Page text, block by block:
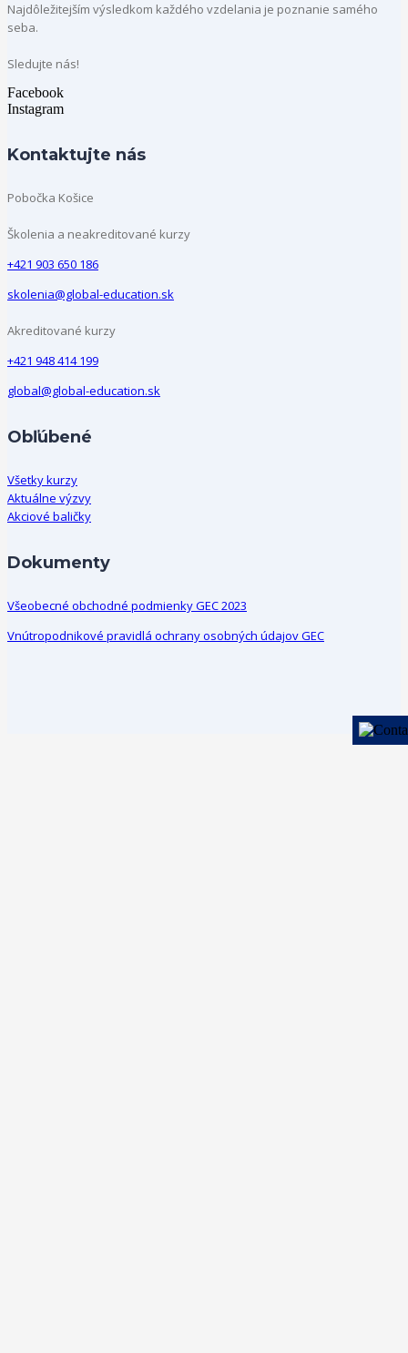
Najdôležitejším výsledkom každého vzdelania je poznanie samého
seba.
Sledujte nás!
Facebook
Instagram
Kontaktujte nás
Pobočka Košice
Školenia a neakreditované kurzy
+421 903 650 186
skolenia@global-education.sk
Akreditované kurzy
+421 948 414 199
global@global-education.sk
Obľúbené
Všetky kurzy
Aktuálne výzvy
Akciové baličky
Dokumenty
Všeobecné obchodné podmienky GEC 2023
Vnútropodnikové pravidlá ochrany osobných údajov GEC